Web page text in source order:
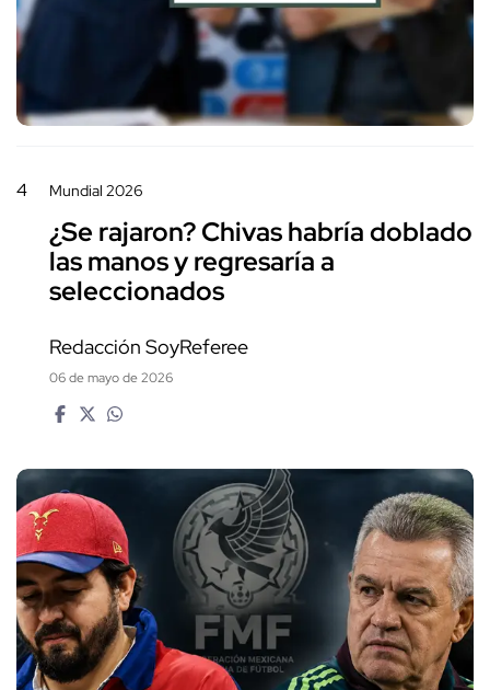
4 Mundial 2026
¿Se rajaron? Chivas habría doblado
las manos y regresaría a
seleccionados
Redacción SoyReferee
06 de mayo de 2026